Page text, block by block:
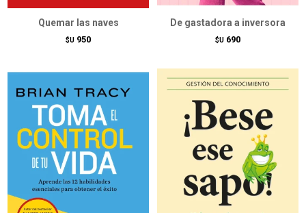
Quemar las naves
$U 950
De gastadora a inversora
$U 690